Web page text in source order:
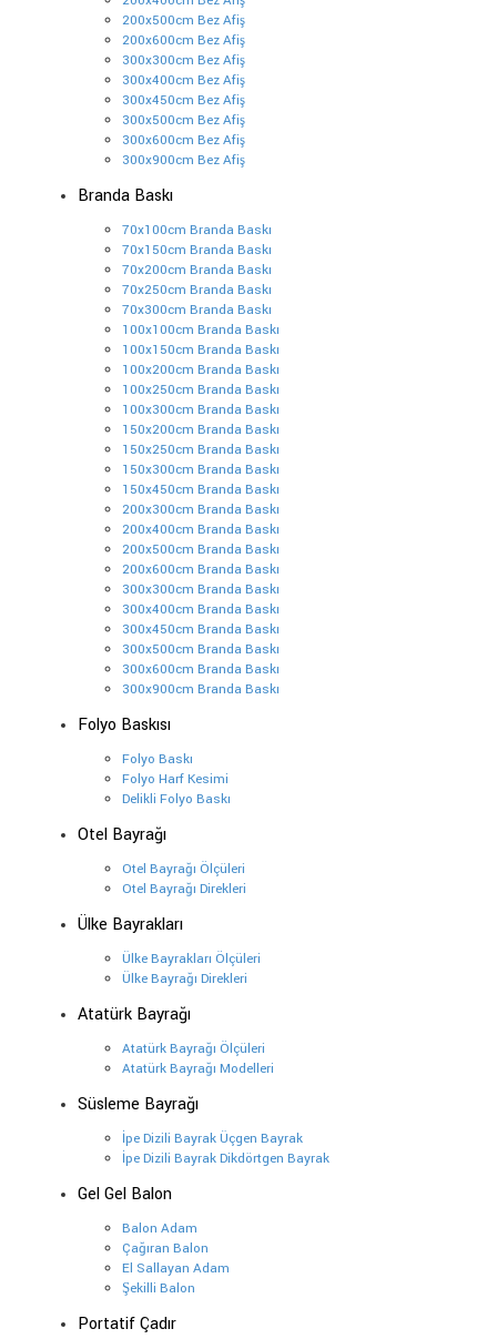
200x500cm Bez Afiş
200x600cm Bez Afiş
300x300cm Bez Afiş
300x400cm Bez Afiş
300x450cm Bez Afiş
300x500cm Bez Afiş
300x600cm Bez Afiş
300x900cm Bez Afiş
Branda Baskı
70x100cm Branda Baskı
70x150cm Branda Baskı
70x200cm Branda Baskı
70x250cm Branda Baskı
70x300cm Branda Baskı
100x100cm Branda Baskı
100x150cm Branda Baskı
100x200cm Branda Baskı
100x250cm Branda Baskı
100x300cm Branda Baskı
150x200cm Branda Baskı
150x250cm Branda Baskı
150x300cm Branda Baskı
150x450cm Branda Baskı
200x300cm Branda Baskı
200x400cm Branda Baskı
200x500cm Branda Baskı
200x600cm Branda Baskı
300x300cm Branda Baskı
300x400cm Branda Baskı
300x450cm Branda Baskı
300x500cm Branda Baskı
300x600cm Branda Baskı
300x900cm Branda Baskı
Folyo Baskısı
Folyo Baskı
Folyo Harf Kesimi
Delikli Folyo Baskı
Otel Bayrağı
Otel Bayrağı Ölçüleri
Otel Bayrağı Direkleri
Ülke Bayrakları
Ülke Bayrakları Ölçüleri
Ülke Bayrağı Direkleri
Atatürk Bayrağı
Atatürk Bayrağı Ölçüleri
Atatürk Bayrağı Modelleri
Süsleme Bayrağı
İpe Dizili Bayrak Üçgen Bayrak
İpe Dizili Bayrak Dikdörtgen Bayrak
Gel Gel Balon
Balon Adam
Çağıran Balon
El Sallayan Adam
Şekilli Balon
Portatif Çadır